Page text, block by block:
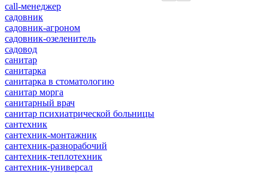
сall-менеджер
садовник
садовник-агроном
садовник-озеленитель
садовод
санитар
санитарка
санитарка в стоматологию
санитар морга
санитарный врач
санитар психиатрической больницы
сантехник
сантехник-монтажник
сантехник-разнорабочий
сантехник-теплотехник
сантехник-универсал